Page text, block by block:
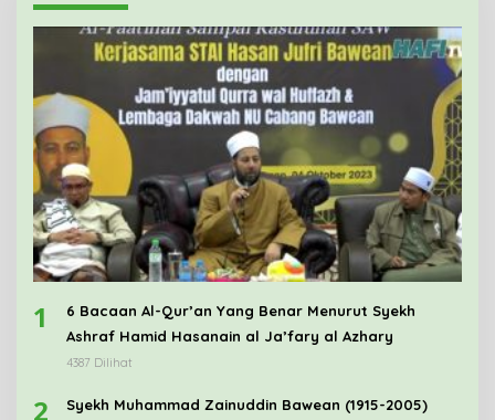
1
6 Bacaan Al-Qur’an Yang Benar Menurut Syekh
Ashraf Hamid Hasanain al Ja’fary al Azhary
4387 Dilihat
2
Syekh Muhammad Zainuddin Bawean (1915-2005)